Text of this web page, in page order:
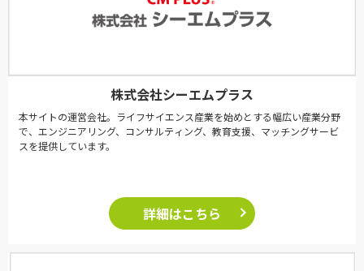
株式会社シーエムプラス
本サイトの運営会社。ライフサイエンス産業を始めとする幅広い産業分野
で、エンジニアリング、コンサルティング、教育支援、マッチングサービ
スを提供しています。
詳細はこちら